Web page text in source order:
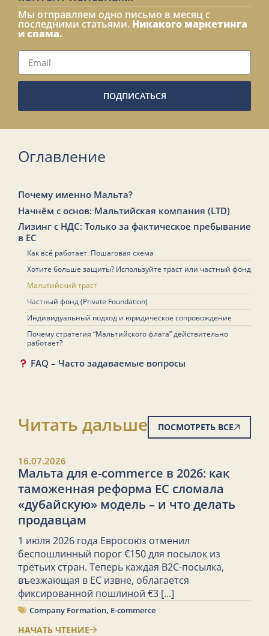
Мы отправляем одно письмо в месяц с
последними статьями. Никакого маркетинга
и спама.
ПОДПИСАТЬСЯ
Оглавление
Почему именно Мальта?
Начнём с основ: Мальтийская компания (LTD)
Лизинг с НДС: Только за фактическое пребывание
в ЕС
Как всё работает: Пошаговая схема
Хотите больше защиты? Используйте траст или частный фонд
Мальтийский траст
Частный фонд (Private Foundation)
Индивидуальный подход и юридическое сопровождение
Почему стратегия “Мальтийского флага” действительно
работает?
FAQ – Часто задаваемые вопросы
Читать дальше ПОСМОТРЕТЬ ВСЕ
16.07.2026
Мальта для e-commerce в 2026: как
таможенная реформа ЕС сломала
«дубайскую» модель – и что делать
продавцам
1 июля 2026 года Евросоюз отменил
беспошлинный порог €150 для посылок из
третьих стран. Теперь каждая B2C-посылка,
въезжающая в ЕС извне, облагается
фиксированной пошлиной €3 [...]
Company Formation, E-commerce
НАЧАТЬ ЧТЕНИЕ